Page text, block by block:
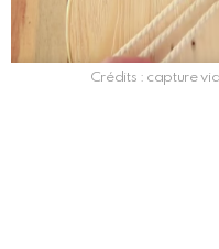
Crédits : capture